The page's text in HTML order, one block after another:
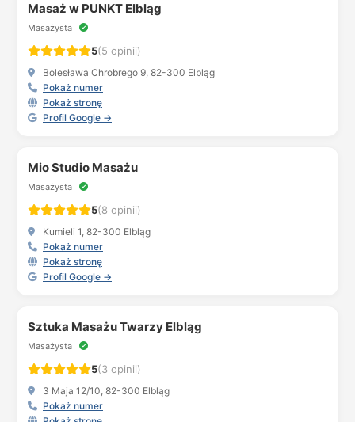
Masaż w PUNKT Elbląg
Masażysta
5(5 opinii)
Bolesława Chrobrego 9, 82-300 Elbląg
Pokaż numer
Pokaż stronę
Profil Google →
Mio Studio Masażu
Masażysta
5(8 opinii)
Kumieli 1, 82-300 Elbląg
Pokaż numer
Pokaż stronę
Profil Google →
Sztuka Masażu Twarzy Elbląg
Masażysta
5(3 opinii)
3 Maja 12/10, 82-300 Elbląg
Pokaż numer